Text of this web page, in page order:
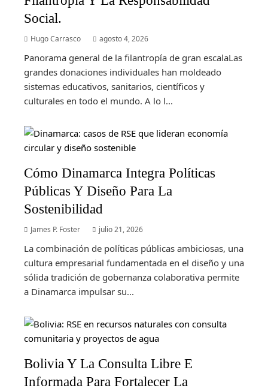
Social.
Hugo Carrasco agosto 4, 2026
Panorama general de la filantropía de gran escalaLas
grandes donaciones individuales han moldeado
sistemas educativos, sanitarios, científicos y
culturales en todo el mundo. A lo l...
Cómo Dinamarca Integra Políticas
Públicas Y Diseño Para La
Sostenibilidad
James P. Foster julio 21, 2026
La combinación de políticas públicas ambiciosas, una
cultura empresarial fundamentada en el diseño y una
sólida tradición de gobernanza colaborativa permite
a Dinamarca impulsar su...
Bolivia Y La Consulta Libre E
Informada Para Fortalecer La